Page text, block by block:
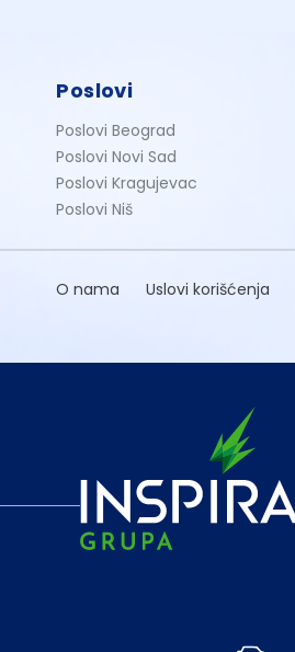
Poslovi
Poslovi Beograd
Poslovi Novi Sad
Poslovi Kragujevac
Poslovi Niš
O nama Uslovi korišćenja